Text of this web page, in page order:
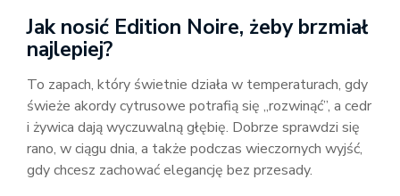
Jak nosić Edition Noire, żeby brzmiał
najlepiej?
To zapach, który świetnie działa w temperaturach, gdy
świeże akordy cytrusowe potrafią się „rozwinąć”, a cedr
i żywica dają wyczuwalną głębię. Dobrze sprawdzi się
rano, w ciągu dnia, a także podczas wieczornych wyjść,
gdy chcesz zachować elegancję bez przesady.